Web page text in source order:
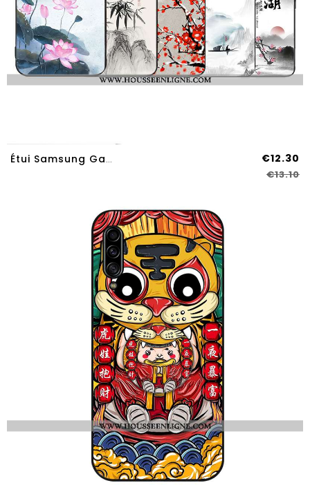
Étui Samsung Galaxy A70s Créatif Vintage Étoile Style Chinois Fluide Doux Incassable Blanche €12.30
€13.10